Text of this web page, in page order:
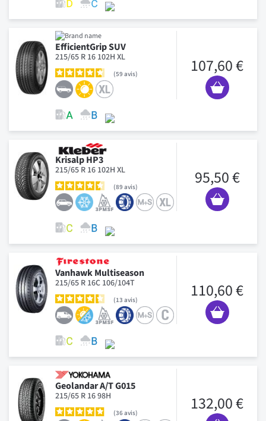
EfficientGrip SUV
215/65 R 16 102H XL
59 avis 107,60 €
Krisalp HP3
215/65 R 16 102H XL
89 avis 95,50 €
Vanhawk Multiseason
215/65 R 16C 106/104T
13 avis 110,60 €
Geolandar A/T G015
215/65 R 16 98H
36avis 132,00 €